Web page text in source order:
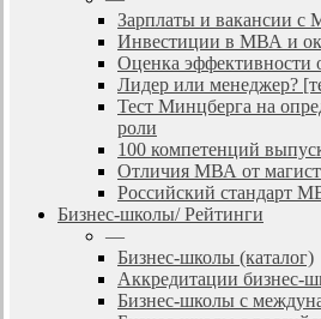
Зарплаты и вакансии с
Инвестиции в МВА и
Оценка
Лидер или менеджер?
Тест Минцберга на
роли
100 компетенций
Отличия МВА от
Российский стандарт
Бизнес-школы/ Рейтинги
—
Бизнес-школы (каталог)
Аккредитации бизнес-
Бизнес-школы с